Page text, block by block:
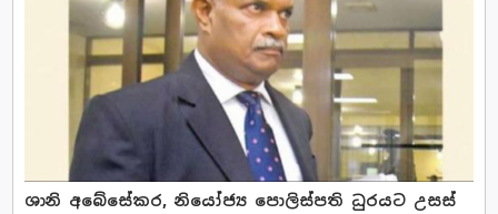
ශානි අබේසේකර, නියෝජ්‍ය පොලිස්පති ධුරයට උසස්